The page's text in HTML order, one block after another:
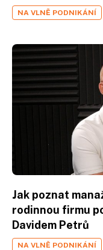
NA VLNĚ PODNIKÁNÍ
Jak poznat
rodinnou firmu
Davidem Petrů
NA VLNĚ PODNIKÁNÍ